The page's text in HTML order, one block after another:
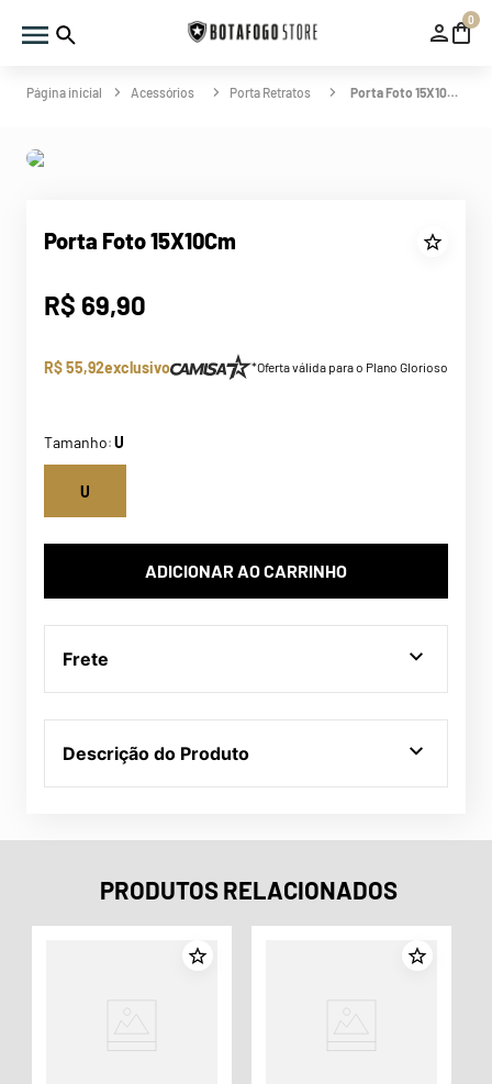
0
Acessórios Porta Retratos Porta Foto 15X10Cm
Porta Foto 15X10Cm
R$ 69,90
R$ 55,92exclusivo *Oferta válida para o Plano Glorioso
Tamanho: U
U
ADICIONAR AO CARRINHO
Frete
Descrição do Produto
PRODUTOS RELACIONADOS